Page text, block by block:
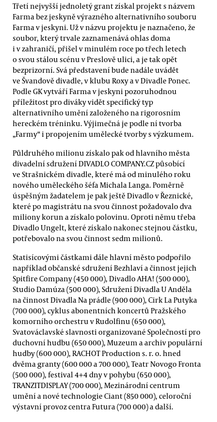
Třetí nejvyšší jednoletý grant získal projekt s názvem
Farma bez jeskyně výrazného alternativního souboru
Farma v jeskyni. Už v názvu projektu je naznačeno, že
soubor, který trvale zaznamenává ohlas doma
i v zahraničí, přišel v minulém roce po třech letech
o svou stálou scénu v Preslově ulici, a je tak opět
bezprizorní. Svá představení bude nadále uvádět
ve Švandově divadle, v klubu Roxy a v Divadle Ponec.
Podle GK vytváří Farma v jeskyni pozoruhodnou
příležitost pro diváky vidět specifický typ
alternativního umění založeného na rigorosním
hereckém tréninku. Výjimečná je podle ní tvorba
„Farmy“ i propojením umělecké tvorby s výzkumem.
Půldruhého milionu získalo pak od hlavního města
divadelní sdružení DIVADLO COMPANY.CZ působící
ve Strašnickém divadle, které má od minulého roku
nového uměleckého šéfa Michala Langa. Poměrně
úspěšným žadatelem je pak ještě Divadlo v Řeznické,
které po magistrátu na svou činnost požadovalo dva
miliony korun a získalo polovinu. Oproti němu třeba
Divadlo Ungelt, které získalo nakonec stejnou částku,
potřebovalo na svou činnost sedm milionů.
Statisícovými částkami dále hlavní město podpořilo
například občanské sdružení Bezhlaví a činnost jejich
Spitfire Company (450 000), Divadlo AHA! (500 000),
Studio Damúza (500 000), Sdružení Divadla U Anděla
na činnost Divadla Na prádle (900 000), Cirk La Putyka
(700 000), cyklus abonentních koncertů Pražského
komorního orchestru v Rudolfinu (650 000),
Svatováclavské slavnosti organizované Společností pro
duchovní hudbu (650 000), Muzeum a archiv populární
hudby (600 000), RACHOT Production s. r. o. hned
dvěma granty (600 000 a 700 000), Teatr Novogo Fronta
(500 000), festival 4+4 dny v pohybu (650 000),
TRANZITDISPLAY (700 000), Mezinárodní centrum
umění a nové technologie Ciant (850 000), celoroční
výstavní provoz centra Futura (700 000) a další.